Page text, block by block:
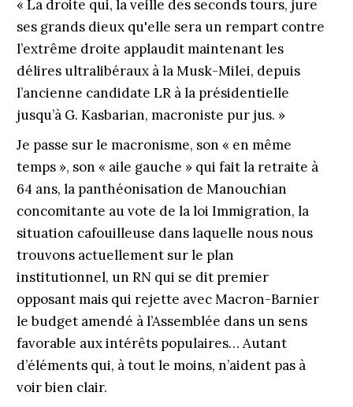
« La droite qui, la veille des seconds tours, jure
ses grands dieux qu'elle sera un rempart contre
l’extrême droite applaudit maintenant les
délires ultralibéraux à la Musk-Milei, depuis
l’ancienne candidate LR à la présidentielle
jusqu’à G. Kasbarian, macroniste pur jus. »
Je passe sur le macronisme, son « en même
temps », son « aile gauche » qui fait la retraite à
64 ans, la panthéonisation de Manouchian
concomitante au vote de la loi Immigration, la
situation cafouilleuse dans laquelle nous nous
trouvons actuellement sur le plan
institutionnel, un RN qui se dit premier
opposant mais qui rejette avec Macron-Barnier
le budget amendé à l’Assemblée dans un sens
favorable aux intérêts populaires… Autant
d’éléments qui, à tout le moins, n’aident pas à
voir bien clair.